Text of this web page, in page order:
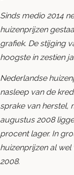
Sinds medio 2014
huizenprijzen
grafiek. De stijging
hoogste in zestien
Nederlandse
nasleep van de
sprake van herstel,
augustus 2008
procent lager. In
huizenprijzen al
2008.